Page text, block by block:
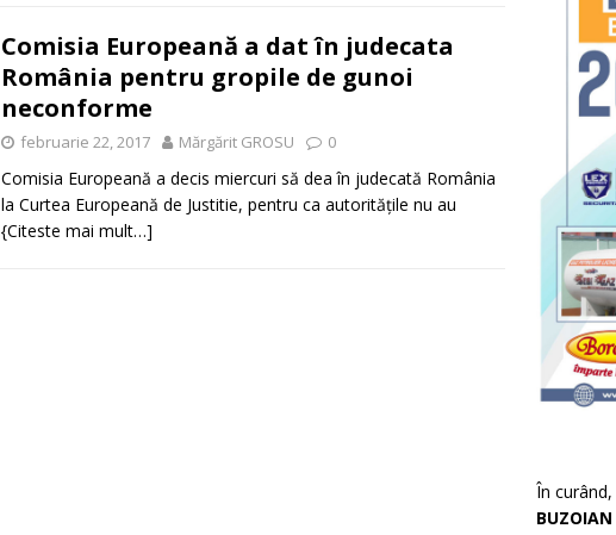
Comisia Europeană a dat în judecata
România pentru gropile de gunoi
neconforme
februarie 22, 2017 Mărgărit GROSU 0
Comisia Europeană a decis miercuri să dea în judecată România
la Curtea Europeană de Justitie, pentru ca autoritățile nu au
{Citeste mai mult…]
În curând,
BUZOIAN